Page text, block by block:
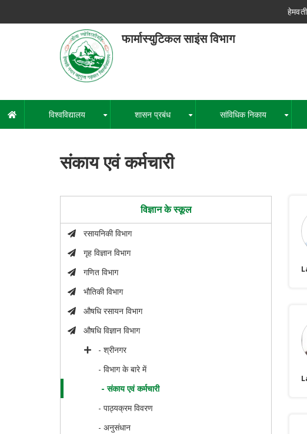
फार्मास्युटिकल साइंस विभाग
हेमवती नंदन
एक
मुख्य
नेविगेशन
विश्वविद्यालय शासन प्रबंध सांविधिक निकाय
संकाय एवं कर्मचारी
विज्ञान के स्कूल
रसायनिकी विभाग
गृह विज्ञान विभाग
गणित विभाग
भौतिकी विभाग
औषधि रसायन विभाग
औषधि विज्ञान विभाग
- श्रीनगर
- विभाग के बारे में
- संकाय एवं कर्मचारी
- पाठ्यक्रम विवरण
- अनुसंधान